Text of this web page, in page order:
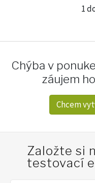
1
Chýba v
záujem
Chcem
Založte si
testovací